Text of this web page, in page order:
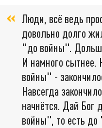
Люди, всё ведь
довольно долго
"до войны".
И намного
войны" -
Навсегда
начнётся. Дай Бог
войны", то есть